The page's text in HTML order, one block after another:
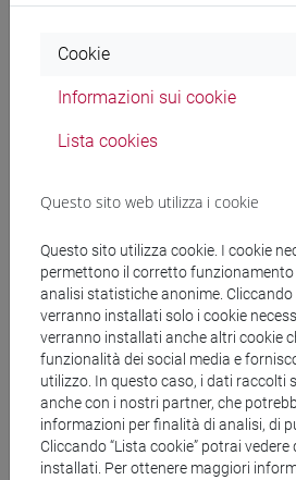
Ricerca persone
Ricerca insegnamenti
Ricerca aule
Ricerca sedi
Ricerca strutture
Ricerca pubblicazioni
Ricerca risorse bibliografiche
Cookie
Informazioni sui cookie
Lista cookies
Questo sito web utilizza i cookie
Questo sito utilizza cookie. I cookie
permettono il corretto
analisi statistiche anonime.
verranno installati solo i cookie
verranno installati anche altri cookie
funzionalità dei social media e
utilizzo. In questo caso, i dati raccolti
anche con i nostri partner, che
informazioni per finalità di analisi, di
Cliccando “Lista cookie” potrai
installati. Per ottenere maggiori